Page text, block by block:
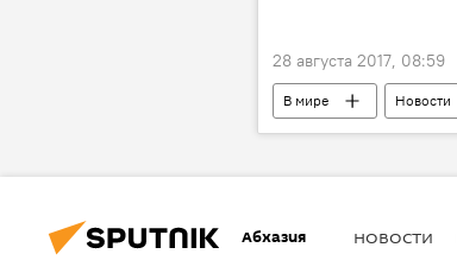
28 августа 2017, 08:59
В мире Новости
Абхазия НОВОСТИ